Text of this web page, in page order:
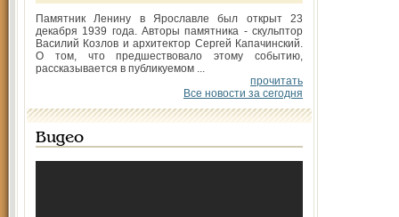
Памятник Ленину в Ярославле был открыт 23
декабря 1939 года. Авторы памятника - скульптор
Василий Козлов и архитектор Сергей Капачинский.
О том, что предшествовало этому событию,
рассказывается в публикуемом ...
прочитать
Все новости за сегодня
Видео